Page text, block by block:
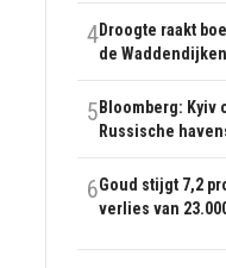
4Droogte raakt
de
5 Bloomberg: Kyiv
Russische
6Goud stijgt 7,2
verlies van